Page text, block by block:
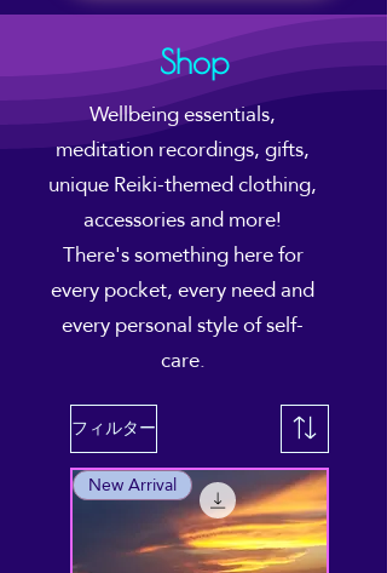
Shop
Wellbeing essentials,
meditation recordings, gifts,
unique Reiki-themed clothing,
accessories and more!
There's something here for
every pocket, every need and
every personal style of self-
care.
フィルター
New Arrival